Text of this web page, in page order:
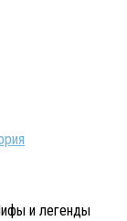
и легенды